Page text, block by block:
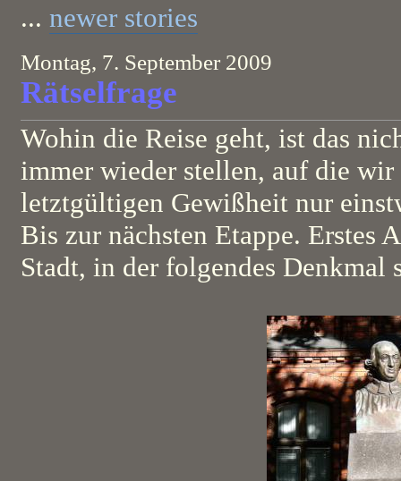
... newer stories
Montag, 7. September 2009
Rätselfrage
Wohin die Reise geht, ist das
immer wieder stellen, auf die
letztgültigen Gewißheit nur
Bis zur nächsten Etappe. Erstes
Stadt, in der folgendes Denkmal